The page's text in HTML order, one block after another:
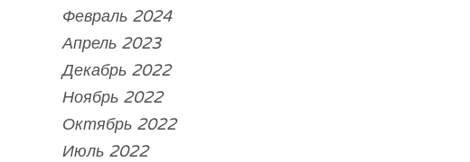
Февраль 2024
Апрель 2023
Декабрь 2022
Ноябрь 2022
Октябрь 2022
Июль 2022